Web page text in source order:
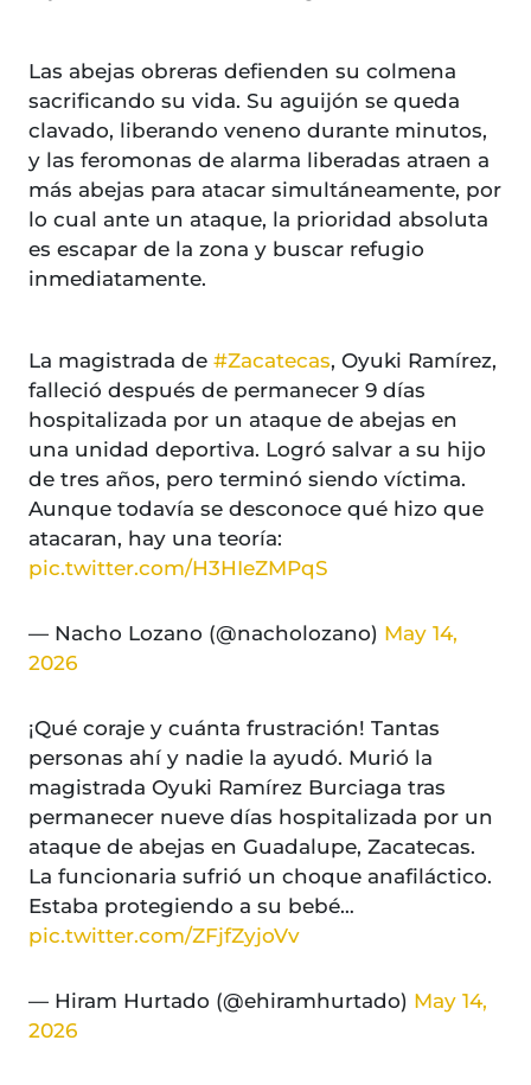
Las abejas obreras defienden su colmena
sacrificando su vida. Su aguijón se queda
clavado, liberando veneno durante minutos,
y las feromonas de alarma liberadas atraen a
más abejas para atacar simultáneamente, por
lo cual ante un ataque, la prioridad absoluta
es escapar de la zona y buscar refugio
inmediatamente.
La magistrada de #Zacatecas, Oyuki Ramírez,
falleció después de permanecer 9 días
hospitalizada por un ataque de abejas en
una unidad deportiva. Logró salvar a su hijo
de tres años, pero terminó siendo víctima.
Aunque todavía se desconoce qué hizo que
atacaran, hay una teoría:
pic.twitter.com/H3HIeZMPqS
— Nacho Lozano (@nacholozano) May 14,
2026
¡Qué coraje y cuánta frustración! Tantas
personas ahí y nadie la ayudó. Murió la
magistrada Oyuki Ramírez Burciaga tras
permanecer nueve días hospitalizada por un
ataque de abejas en Guadalupe, Zacatecas.
La funcionaria sufrió un choque anafiláctico.
Estaba protegiendo a su bebé…
pic.twitter.com/ZFjfZyjoVv
— Hiram Hurtado (@ehiramhurtado) May 14,
2026